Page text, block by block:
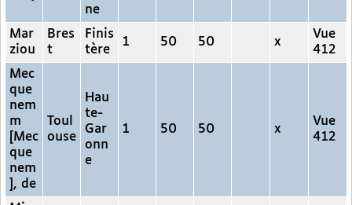
ne
Mar
ziou
Bres
t
Finis
tère
1 50 50 x
Vue
412
Mec
que
nem
m
[Mec
que
nem
], de
Toul
ouse
Hau
te-
Gar
onn
e
1 50 50 x
Vue
412